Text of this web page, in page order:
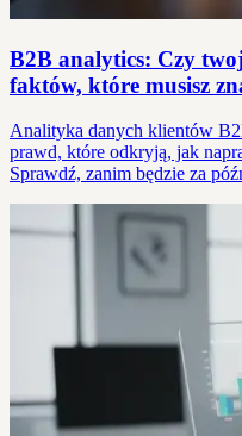
B2B analytics: Czy
faktów, które musisz
Analityka danych klientów
prawd, które odkryją, jak
Sprawdź, zanim będzie za